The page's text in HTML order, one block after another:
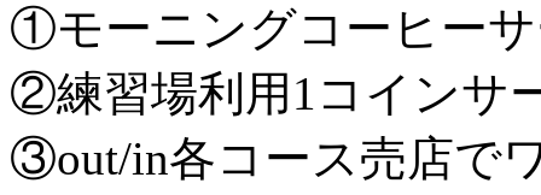
①モーニングコーヒー
②練習場利用1コインサ
③out/in各コース売店で